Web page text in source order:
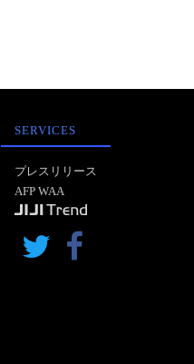
SERVICES
プレスリリース
AFP WAA